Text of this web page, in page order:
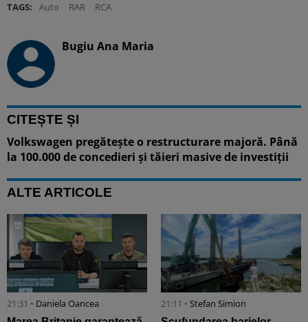
TAGS: Auto RAR RCA
Bugiu ⁠Ana Maria
CITEȘTE ȘI
Volkswagen pregătește o restructurare majoră. Până
la 100.000 de concedieri și tăieri masive de investiții
ALTE ARTICOLE
21:31 • Daniela Oancea 21:11 • Stefan Simion